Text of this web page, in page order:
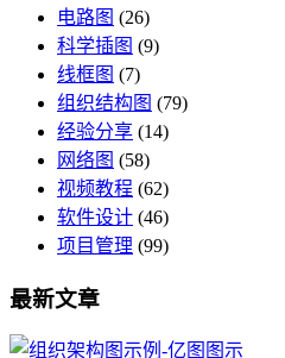
电路图 (26)
科学插图 (9)
线框图 (7)
组织结构图 (79)
经验分享 (14)
网络图 (58)
视频教程 (62)
软件设计 (46)
项目管理 (99)
最新文章